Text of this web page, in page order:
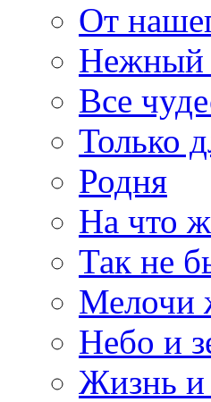
От
Нежный
Все
Только
Родня
На что
Так не
Мелочи
Небо и
Жизнь и